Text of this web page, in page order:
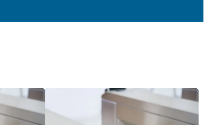
Catraca de controle de acesso
Catraca para controle de acesso preço